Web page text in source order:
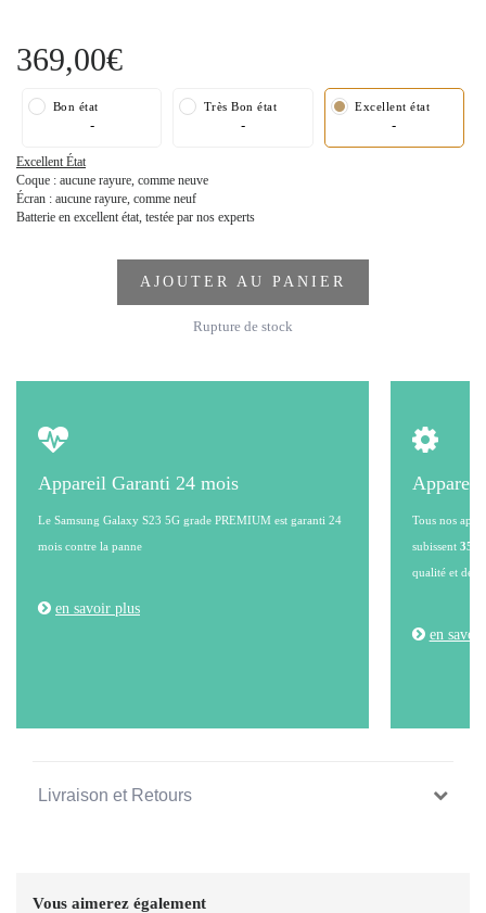
369,00€
Bon état
-
Très Bon état
-
Excellent état
-
Excellent État
Coque : aucune rayure, comme neuve
Écran : aucune rayure, comme neuf
Batterie en excellent état, testée par nos experts
AJOUTER AU PANIER
Rupture de stock
Appareil Garanti 24 mois
Le Samsung Galaxy S23 5G grade PREMIUM est garanti 24
mois contre la panne
en savoir plus
Appareil
Tous nos
subissent 35
qualité et de
en
Livraison et Retours
Vous aimerez également